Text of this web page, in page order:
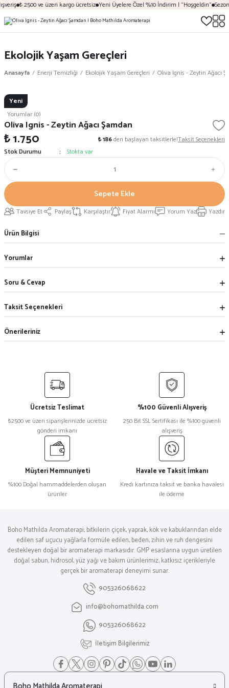
₺ 2500 ve üzeri kargo ücretsiz Yeni Üyelere Özel %10 İndirim | "Hoşgeldin"
Ekolojik Yaşam Gereçleri
Anasayfa Enerji Temizliği Ekolojik Yaşam Gereçleri Oliva Ignis - Zeytin Ağacı
Yeni
Yorumlar (0)
Oliva Ignis - Zeytin Ağacı Şamdan
₺ 1.750 ₺ 186den başlayan taksitlerle!Taksit Seçenekleri
Stok Durumu
Stokta var
Sepete Ekle
Tavsiye Et Paylaş Karşılaştır Fiyat Alarmı Yorum Yaz Yazdır
Ürün Bilgisi
Yorumlar
Soru & Cevap
Taksit Seçenekleri
Önerileriniz
Ücretsiz Teslimat
₺2500 ve üzeri siparişlerinizde ücretsiz
gönderi imkanı
%100 Güvenli Alışveriş
250 Bit SSL Sertifikası ile %100 güvenli
alışveriş
Müşteri Memnuniyeti
%100 Doğal hammaddelerden oluşan
ürünler
Havale ve Taksit İmkanı
Kredi kartınıza taksit ve banka havalesi
ile ödeme
Boho Mathilda Aromaterapi, bitkilerin çiçek, yaprak, kök ve kabuklarından elde
edilen saf uçucu yağlarla formüle edilen, beden, zihin ve ruh dengesini
destekleyen doğal bir aromaterapi markasıdır. GMP esaslarına uygun üretilen
doğal sabun, hidrosol, yüz yağı ve bakım ürünlerimiz, katkısız içerikleriyle
gerçek bir aromaterapi deneyimi sunar.
905326068622
info@bohomathilda.com
905326068622
İletişim Bilgilerimiz